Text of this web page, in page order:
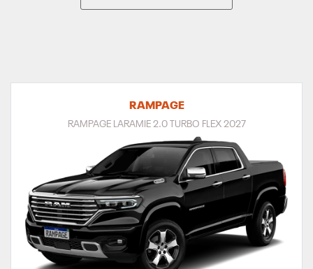
RAMPAGE
RAMPAGE LARAMIE 2.0 TURBO FLEX 2027